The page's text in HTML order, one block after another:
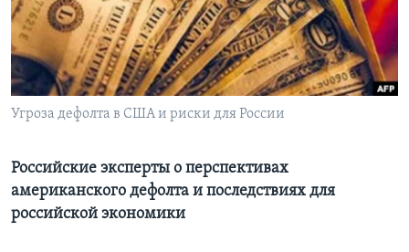
Learning English
СОЦИАЛЬНЫЕ СЕТИ
Языки
Угроза дефолта в США и риски для России
Российские эксперты о перспективах
американского дефолта и последствиях для
российской экономики